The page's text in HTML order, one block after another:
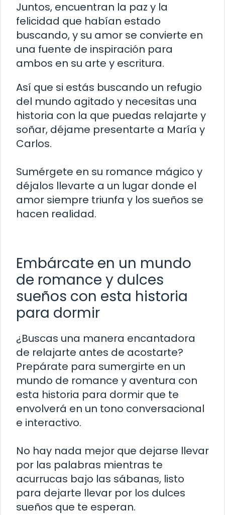
Juntos, encuentran la paz y la
felicidad que habían estado
buscando, y su amor se convierte en
una fuente de inspiración para
ambos en su arte y escritura.
Así que si estás buscando un refugio
del mundo agitado y necesitas una
historia con la que puedas relajarte y
soñar, déjame presentarte a María y
Carlos.
Sumérgete en su romance mágico y
déjalos llevarte a un lugar donde el
amor siempre triunfa y los sueños se
hacen realidad.
Embárcate en un mundo
de romance y dulces
sueños con esta historia
para dormir
¿Buscas una manera encantadora
de relajarte antes de acostarte?
Prepárate para sumergirte en un
mundo de romance y aventura con
esta historia para dormir que te
envolverá en un tono conversacional
e interactivo.
No hay nada mejor que dejarse llevar
por las palabras mientras te
acurrucas bajo las sábanas, listo
para dejarte llevar por los dulces
sueños que te esperan.